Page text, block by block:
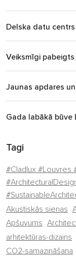
Delska datu centrs
Veiksmīgi
Jaunas apdares
Gada labākā būve
Tagi
#Cladlux #Louvres
Akustiskās sienas
Apšuvums
arhitektūras-dizains
CO2-samazināšana